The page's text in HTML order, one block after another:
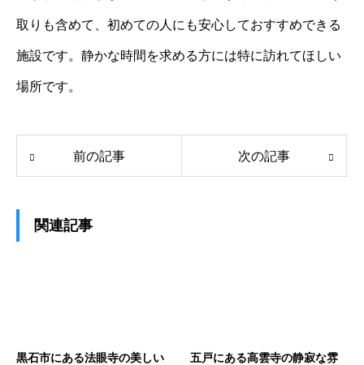
取りも含めて、初めての人にも安心しておすすめできる
施設です。静かな時間を求める方には特に訪れてほしい
場所です。
前の記事 次の記事
関連記事
黒石市にある法眼寺の美しい
五戸にある高雲寺の静寂な雰